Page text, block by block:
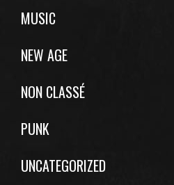
MUSIC
NEW AGE
NON CLASSÉ
PUNK
UNCATEGORIZED